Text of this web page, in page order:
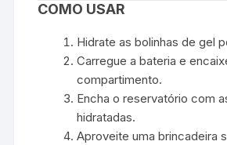
COMO USAR
Hidrate as bolinhas de gel
Carregue a bateria e
compartimento.
Encha o reservatório com
hidratadas.
Aproveite uma brincadeira